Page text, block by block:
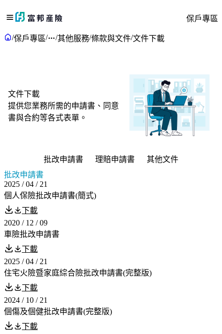
保戶專區
/保戶專區/ /其他服務/條款與文件/文件下載
文件下載
提供您業務所需的申請書、同意
書與合約等各式表單。
批改申請書 理賠申請書
其他文件
批改申請書
2025 / 04 / 21
個人保險批改申請書(簡式)
下載
2020 / 12 / 09
車險批改申請書
下載
2025 / 04 / 21
住宅火險暨家庭綜合險批改申請書(完整版)
下載
2024 / 10 / 21
個傷及個健批改申請書(完整版)
下載